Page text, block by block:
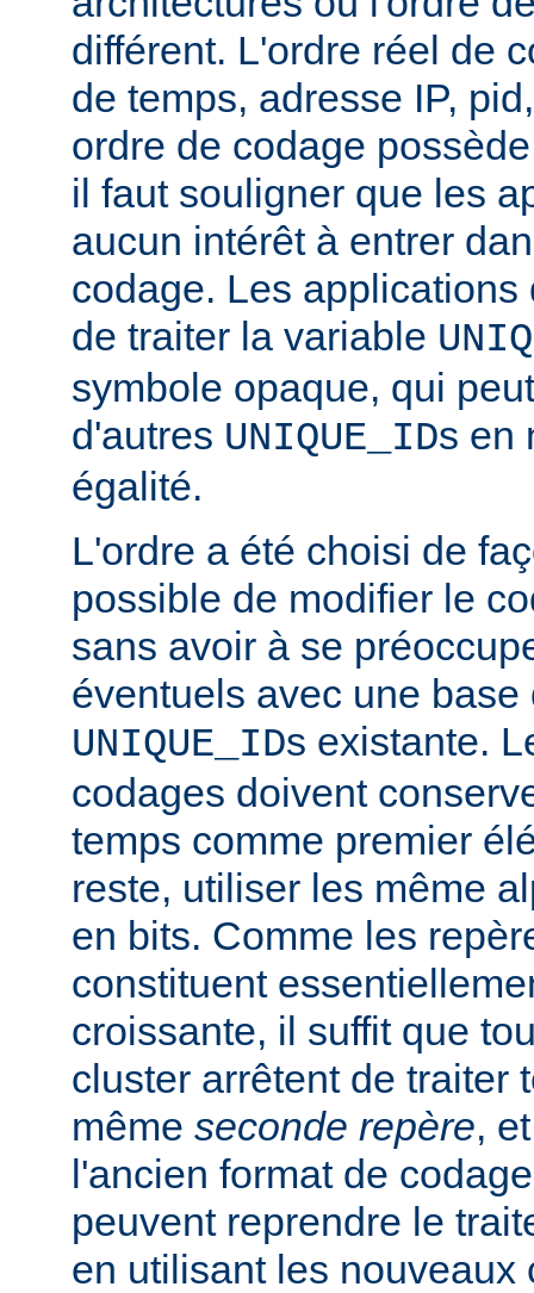
différent. L'ordre réel de
de temps, adresse IP,
ordre de codage
il faut souligner que les
aucun intérêt à entrer
codage. Les
de traiter la variable
symbole opaque, qui
d'autres UNIQUE_IDs en
égalité.
L'ordre a été choisi de
possible de modifier le
sans avoir à se
éventuels avec une
UNIQUE_IDs existante.
codages doivent
temps comme premier
reste, utiliser les même
en bits. Comme les
constituent
croissante, il suffit que
cluster arrêtent de traiter
même seconde repère,
l'ancien format de
peuvent reprendre le
en utilisant les nouveaux